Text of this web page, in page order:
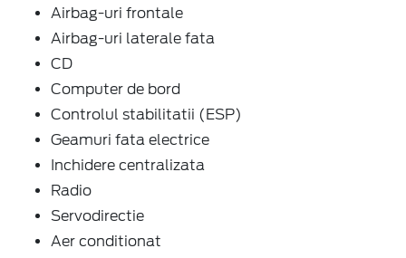
Airbag-uri frontale
Airbag-uri laterale fata
CD
Computer de bord
Controlul stabilitatii (ESP)
Geamuri fata electrice
Inchidere centralizata
Radio
Servodirectie
Aer conditionat